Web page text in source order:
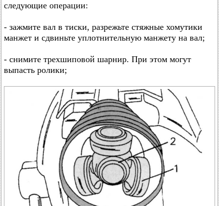
следующие операции:
- зажмите вал в тиски, разрежьте стяжные хомутики
манжет и сдвиньте уплотнительную манжету на вал;
- снимите трехшиповой шарнир. При этом могут
выпасть ролики;